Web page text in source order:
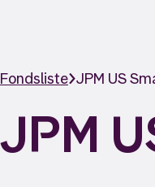
Fondsliste JPM US
JPM